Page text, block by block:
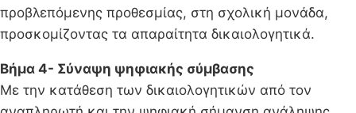
προβλεπόμενης προθεσμίας, στη σχολική μονάδα,
προσκομίζοντας τα απαραίτητα δικαιολογητικά.
Βήμα 4- Σύναψη ψηφιακής σύμβασης
Με την κατάθεση των δικαιολογητικών από τον